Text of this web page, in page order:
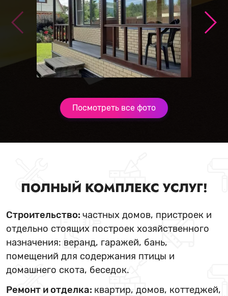
Посмотреть все фото
ПОЛНЫЙ КОМПЛЕКС УСЛУГ!
Строительство: частных домов, пристроек и
отдельно стоящих построек хозяйственного
назначения: веранд, гаражей, бань,
помещений для содержания птицы и
домашнего скота, беседок.
Ремонт и отделка: квартир, домов, коттеджей,